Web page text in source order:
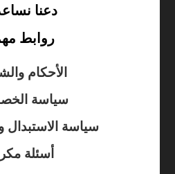
دعنا
روابط
الأحكام
سياسة
سياسة الاستبدال
أسئلة